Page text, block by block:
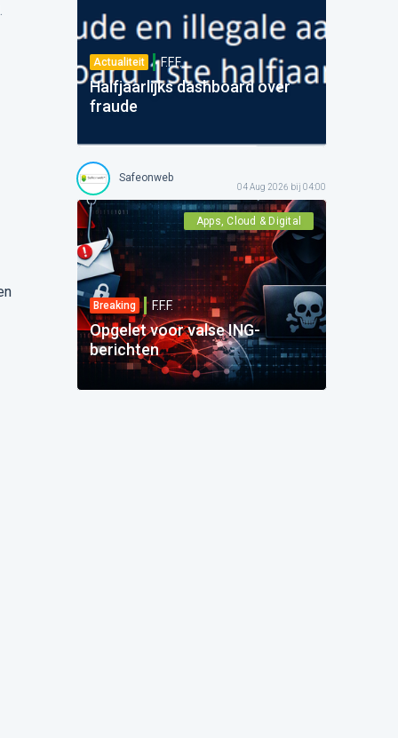
Actualiteit F.F.F.
Halfjaarlijks dashboard over
fraude
Safeonweb
04 Aug 2026 bij 04:00
Apps, Cloud & Digital
Breaking F.F.F.
Opgelet voor valse ING-
berichten